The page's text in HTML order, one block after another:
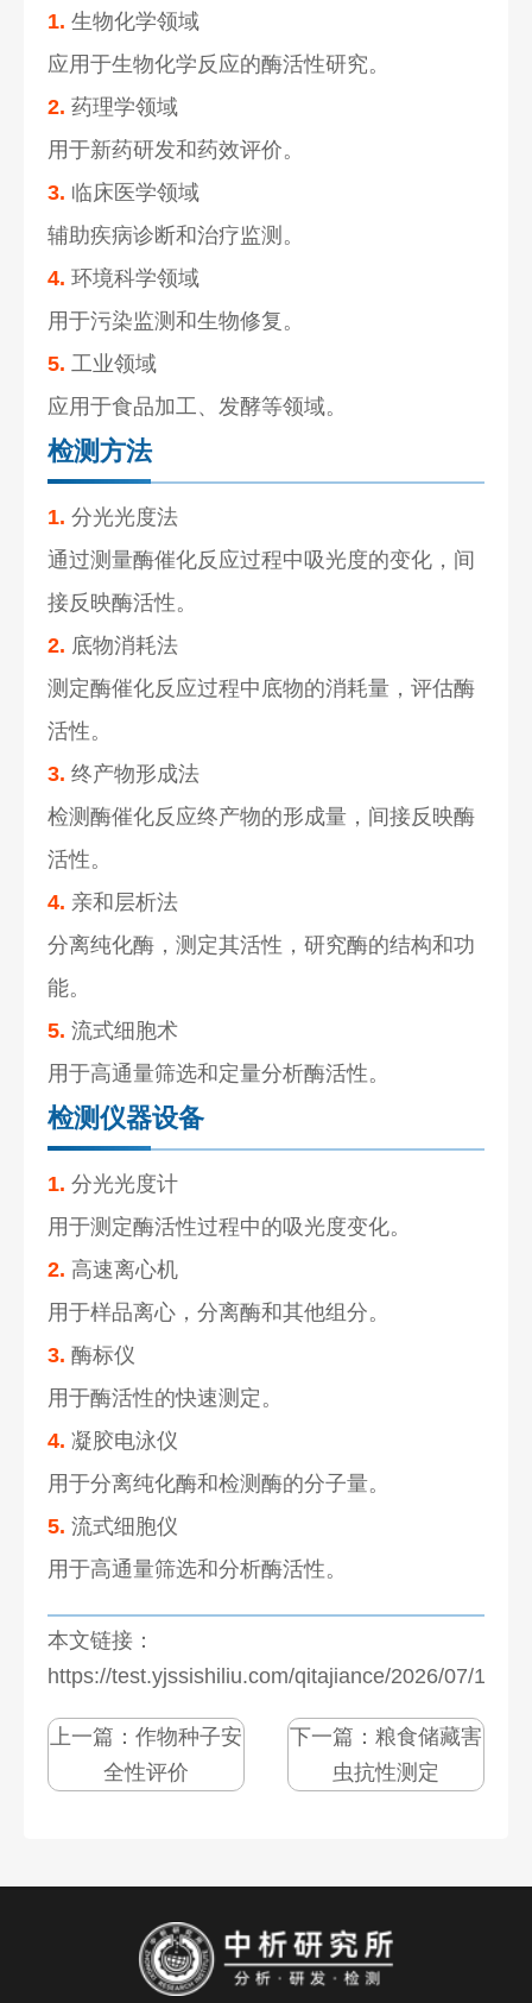
1. 生物化学领域
应用于生物化学反应的酶活性研究。
2. 药理学领域
用于新药研发和药效评价。
3. 临床医学领域
辅助疾病诊断和治疗监测。
4. 环境科学领域
用于污染监测和生物修复。
5. 工业领域
应用于食品加工、发酵等领域。
检测方法
1. 分光光度法
通过测量酶催化反应过程中吸光度的变化，间
接反映酶活性。
2. 底物消耗法
测定酶催化反应过程中底物的消耗量，评估酶
活性。
3. 终产物形成法
检测酶催化反应终产物的形成量，间接反映酶
活性。
4. 亲和层析法
分离纯化酶，测定其活性，研究酶的结构和功
能。
5. 流式细胞术
用于高通量筛选和定量分析酶活性。
检测仪器设备
1. 分光光度计
用于测定酶活性过程中的吸光度变化。
2. 高速离心机
用于样品离心，分离酶和其他组分。
3. 酶标仪
用于酶活性的快速测定。
4. 凝胶电泳仪
用于分离纯化酶和检测酶的分子量。
5. 流式细胞仪
用于高通量筛选和分析酶活性。
本文链接：
https://test.yjssishiliu.com/qitajiance/2026/07/
上一篇： 作物种子安
全性评价
下一篇：粮食储藏害
虫抗性测定